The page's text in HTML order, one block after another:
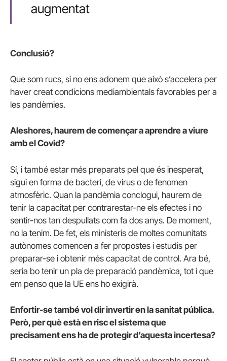
augmentat
Conclusió?
Que som rucs, si no ens adonem que això s’accelera per
haver creat condicions mediambientals favorables per a
les pandèmies.
Aleshores, haurem de començar a aprendre a viure
amb el Covid?
Sí, i també estar més preparats pel que és inesperat,
sigui en forma de bacteri, de virus o de fenomen
atmosfèric. Quan la pandèmia conclogui, haurem de
tenir la capacitat per contrarestar-ne els efectes i no
sentir-nos tan despullats com fa dos anys. De moment,
no la tenim. De fet, els ministeris de moltes comunitats
autònomes comencen a fer propostes i estudis per
preparar-se i obtenir més capacitat de control. Ara bé,
seria bo tenir un pla de preparació pandèmica, tot i que
em penso que la UE ens ho exigirà.
Enfortir-se també vol dir invertir en la sanitat pública.
Però, per què està en risc el sistema que
precisament ens ha de protegir d’aquesta incertesa?